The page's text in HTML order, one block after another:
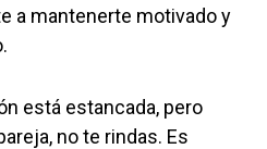
a mantenerte motivado y
está estancada, pero
no te rindas. Es